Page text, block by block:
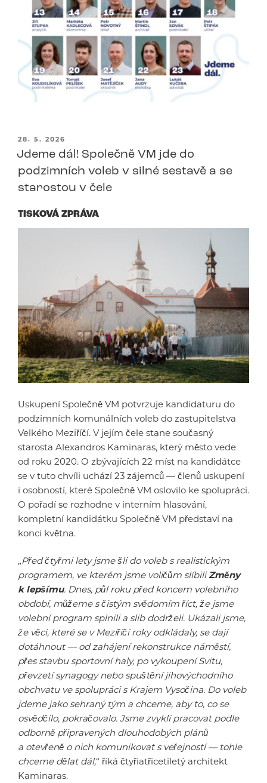
PUBLIKOVÁNO
28. 5. 2026
Jdeme dál! Společně VM jde do
podzimních voleb v silné sestavě a se
starostou v čele
TISKOVÁ ZPRÁVA
Uskupení Společně VM potvrzuje kandidaturu do
podzimních komunálních voleb do zastupitelstva
Velkého Meziříčí. V jejím čele stane současný
starosta Alexandros Kaminaras, který město vede
od roku 2020. O zbývajících 22 míst na kandidátce
se v tuto chvíli uchází 23 zájemců — členů uskupení
i osobností, které Společně VM oslovilo ke spolupráci.
O pořadí se rozhodne v interním hlasování,
kompletní kandidátku Společně VM představí na
konci května.
„Před čtyřmi lety jsme šli do voleb s realistickým
programem, ve kterém jsme voličům slíbiliZměny
k lepšímu. Dnes, půl roku před koncem volebního
období, můžeme s čistým svědomím říct, že jsme
volební program splnili a slib dodrželi. Ukázali jsme,
že věci, které se v Meziříčí roky odkládaly, se dají
dotáhnout — od zahájení rekonstrukce náměstí,
přes stavbu sportovní haly, po vykoupení Svitu,
převzetí synagogy nebo spuštění jihovýchodního
obchvatu ve spolupráci s Krajem Vysočina. Do voleb
jdeme jako sehraný tým a chceme, aby to, co se
osvědčilo, pokračovalo. Jsme zvyklí pracovat podle
odborně připravených dlouhodobých plánů
a otevřeně o nich komunikovat s veřejností — tohle
chceme dělat dál,“ říká čtyřiatřicetiletý architekt
Kaminaras.